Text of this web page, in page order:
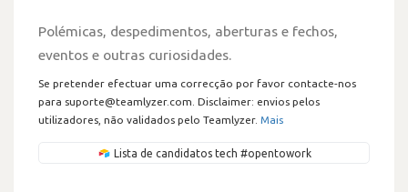
Polémicas, despedimentos, aberturas e fechos,
eventos e outras curiosidades.
Se pretender efectuar uma correcção por favor contacte-nos
para suporte@teamlyzer.com. Disclaimer: envios pelos
utilizadores, não validados pelo Teamlyzer. Mais
Lista de candidatos tech #opentowork